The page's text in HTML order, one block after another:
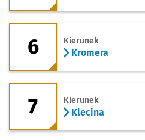
6 - kierunek Kromera
6 Kierunek
Kromera
7 - kierunek Klecina
7 Kierunek
Klecina